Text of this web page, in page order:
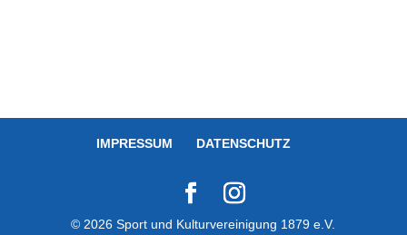
IMPRESSUM DATENSCHUTZ
© 2026 Sport und Kulturvereinigung 1879 e.V.